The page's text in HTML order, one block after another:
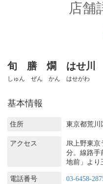
店舗
旬 膳 燗 はせ川
しゅん ぜん かん はせがわ
基本情報
住所 東京都荒川
アクセス
JR上野東
分。線路手
地前」より
電話番号 03-6458-